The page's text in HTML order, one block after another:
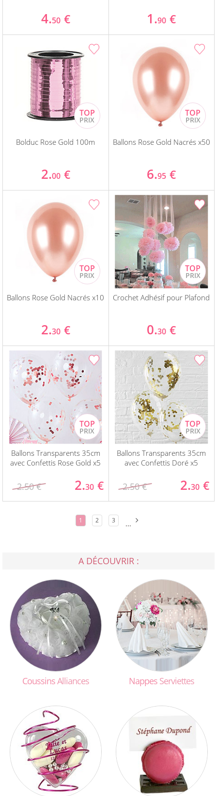
4.50 € 1.90 €
Bolduc Rose Gold 100m
2.00 €
Ballons Rose Gold Nacrés x50
6.95 €
Ballons Rose Gold Nacrés x10
2.30 €
Crochet Adhésif pour Plafond
0.30 €
Ballons Transparents 35cm
avec Confettis Rose Gold x5
2.50 € 2.30 €
Ballons Transparents 35cm
avec Confettis Doré x5
2.50 € 2.30 €
1 2 3 ...
A DÉCOUVRIR :
CoussinsAlliances Nappes Serviettes